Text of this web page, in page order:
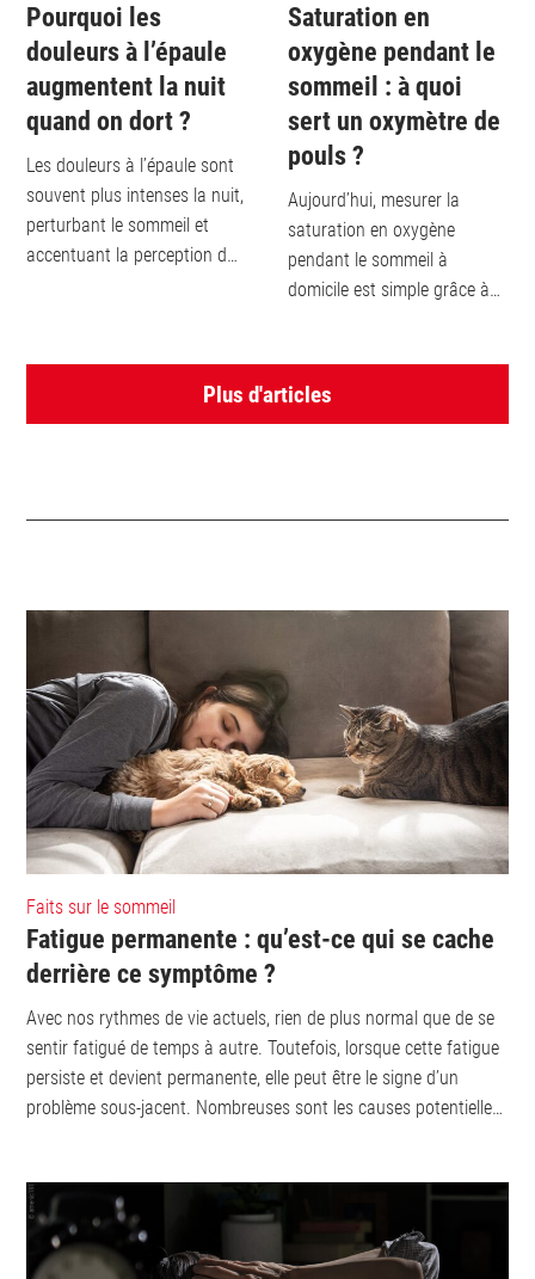
Pourquoi les
douleurs à l’épaule
augmentent la nuit
quand on dort ?
Les douleurs à l’épaule sont
souvent plus intenses la nuit,
perturbant le sommeil et
accentuant la perception de
pression inadéquate exercée
Saturation en
oxygène pendant le
sommeil : à quoi
sert un oxymètre de
pouls ?
Aujourd’hui, mesurer la
saturation en oxygène
pendant le sommeil à
domicile est simple grâce à
oxymètres de pouls. Cette
Plus d'articles
Faits sur le sommeil
Fatigue permanente : qu’est-ce qui se cache
derrière ce symptôme ?
Avec nos rythmes de vie actuels, rien de plus normal que de se
sentir fatigué de temps à autre. Toutefois, lorsque cette fatigue
persiste et devient permanente, elle peut être le signe d’un
problème sous-jacent. Nombreuses sont les causes potentielles